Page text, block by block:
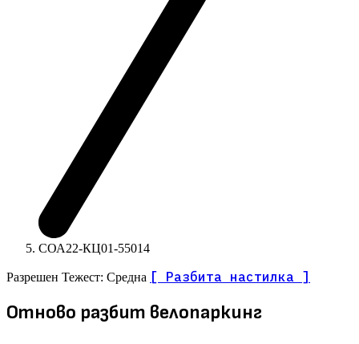
СОА22-КЦ01-55014
Разрешен Тежест: Средна [ Разбита настилка ]
Отново разбит велопаркинг